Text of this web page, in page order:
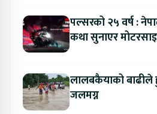
पल्सरको २५ वर्ष :
कथा सुनाएर
लालबकैयाको बाढीले
जलमग्न